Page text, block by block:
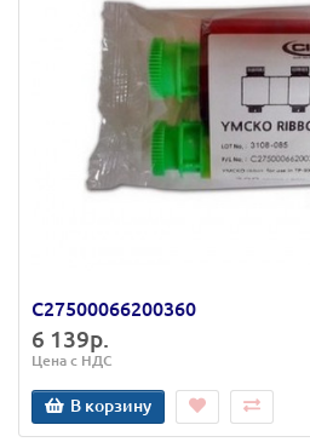
C27500066200360
6 139р.
Цена с НДС
В корзину